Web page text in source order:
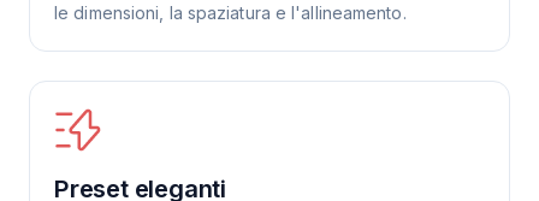
le dimensioni, la spaziatura e l'allineamento.
Preset eleganti